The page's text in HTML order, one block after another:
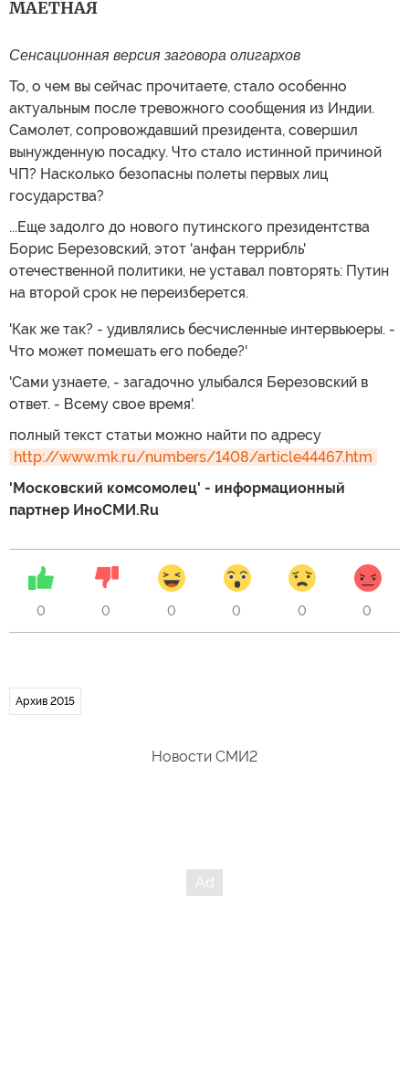
МАЕТНАЯ
Сенсационная версия заговора олигархов
То, о чем вы сейчас прочитаете, стало особенно
актуальным после тревожного сообщения из Индии.
Самолет, сопровождавший президента, совершил
вынужденную посадку. Что стало истинной причиной
ЧП? Насколько безопасны полеты первых лиц
государства?
...Еще задолго до нового путинского президентства
Борис Березовский, этот 'анфан террибль'
отечественной политики, не уставал повторять: Путин
на второй срок не переизберется.
'Как же так? - удивлялись бесчисленные интервьюеры. -
Что может помешать его победе?'
'Сами узнаете, - загадочно улыбался Березовский в
ответ. - Всему свое время'.
полный текст статьи можно найти по адресу
http://www.mk.ru/numbers/1408/article44467.htm
'Московский комсомолец' - информационный
партнер ИноСМИ.Ru
0 0 0 0 0 0
Архив 2015
Новости СМИ2